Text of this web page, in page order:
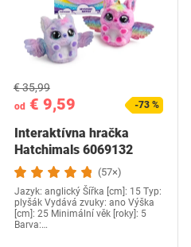
od € 9,59
€ 35,99
-73 %
Interaktívna hračka
Hatchimals 6069132
(57×)
Jazyk: anglický Šířka [cm]: 15 Typ:
plyšák Vydává zvuky: ano Výška
[cm]: 25 Minimální věk [roky]: 5
Barva:…